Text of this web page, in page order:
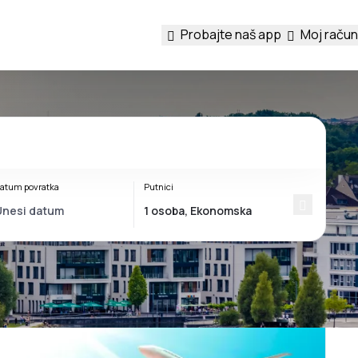
Probajte naš app Moj račun
povratka Putnici